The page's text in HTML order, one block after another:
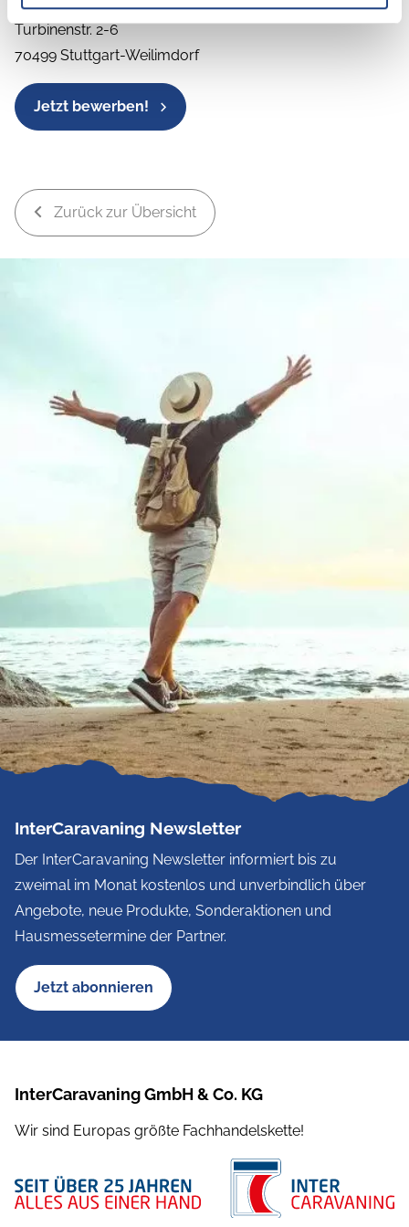
Wohnwagen Winkler GmbH
Turbinenstr. 2-6
70499 Stuttgart-Weilimdorf
Jetzt bewerben!
Zurück zur Übersicht
InterCaravaning Newsletter
Der InterCaravaning Newsletter informiert bis zu
zweimal im Monat kostenlos und unverbindlich über
Angebote, neue Produkte, Sonderaktionen und
Hausmessetermine der Partner.
Jetzt abonnieren
InterCaravaning GmbH & Co. KG
Wir sind Europas größte Fachhandelskette!